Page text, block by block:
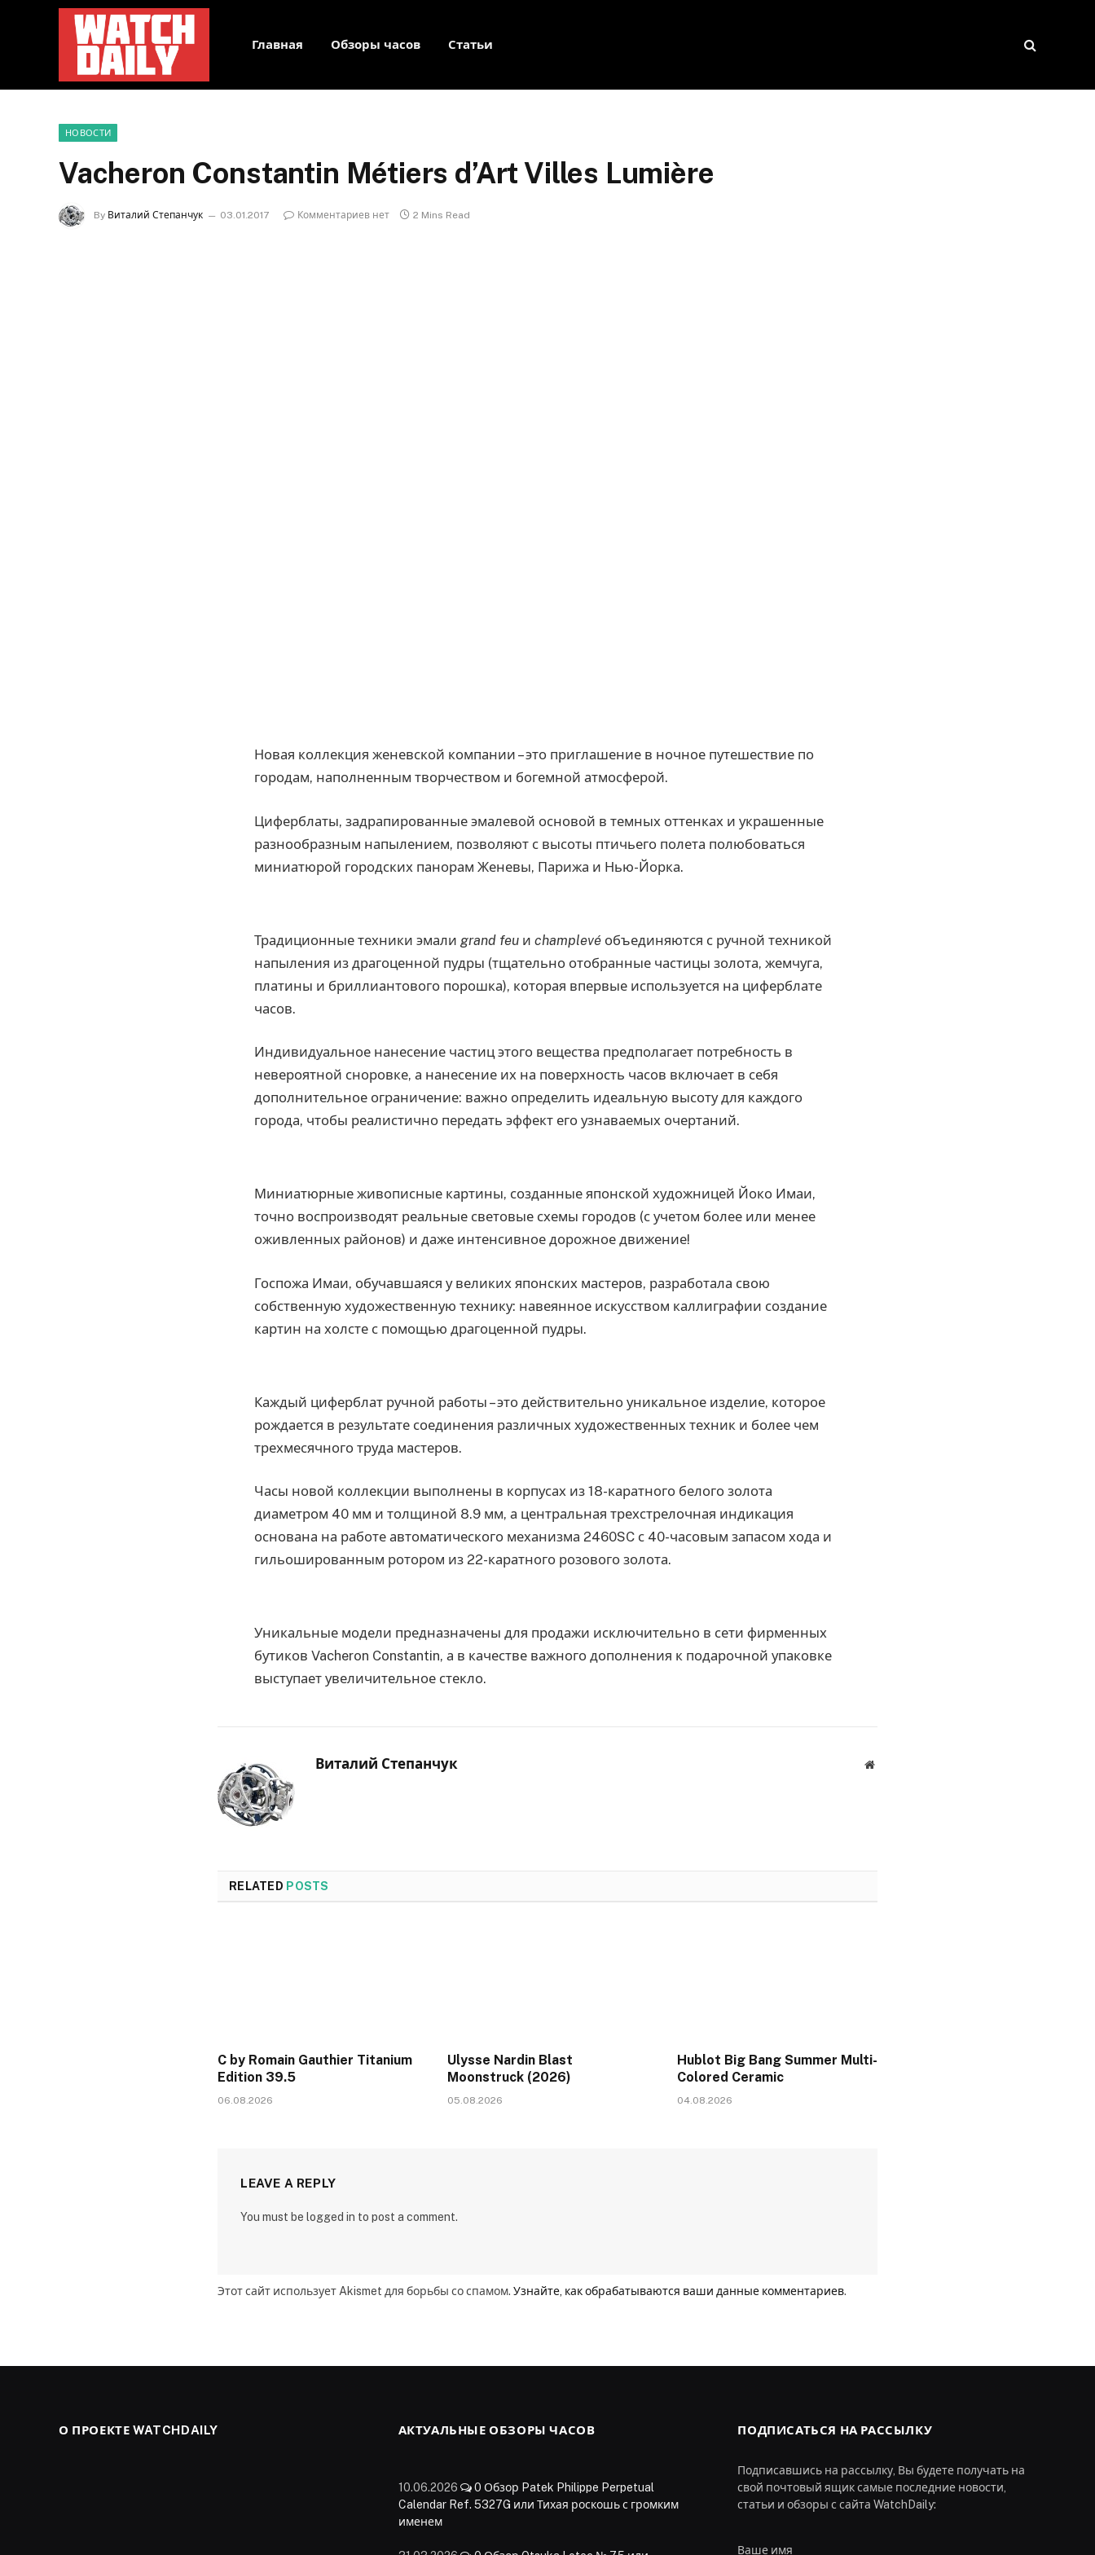
Главная Обзоры часов Статьи
НОВОСТИ
Vacheron Constantin Métiers d’Art Villes Lumière
By Виталий Степанчук 03.01.2017 Комментариев нет 2 Mins Read
Новая коллекция женевской компании – это приглашение в ночное путешествие по
городам, наполненным творчеством и богемной атмосферой.
Циферблаты, задрапированные эмалевой основой в темных оттенках и украшенные
разнообразным напылением, позволяют с высоты птичьего полета полюбоваться
миниатюрой городских панорам Женевы, Парижа и Нью-Йорка.
Традиционные техники эмали grand feu и champlevé объединяются с ручной техникой
напыления из драгоценной пудры (тщательно отобранные частицы золота, жемчуга,
платины и бриллиантового порошка), которая впервые используется на циферблате
часов.
Индивидуальное нанесение частиц этого вещества предполагает потребность в
невероятной сноровке, а нанесение их на поверхность часов включает в себя
дополнительное ограничение: важно определить идеальную высоту для каждого
города, чтобы реалистично передать эффект его узнаваемых очертаний.
Миниатюрные живописные картины, созданные японской художницей Йоко Имаи,
точно воспроизводят реальные световые схемы городов (с учетом более или менее
оживленных районов) и даже интенсивное дорожное движение!
Госпожа Имаи, обучавшаяся у великих японских мастеров, разработала свою
собственную художественную технику: навеянное искусством каллиграфии создание
картин на холсте с помощью драгоценной пудры.
Каждый циферблат ручной работы – это действительно уникальное изделие, которое
рождается в результате соединения различных художественных техник и более чем
трехмесячного труда мастеров.
Часы новой коллекции выполнены в корпусах из 18-каратного белого золота
диаметром 40 мм и толщиной 8.9 мм, а центральная трехстрелочная индикация
основана на работе автоматического механизма 2460SC с 40-часовым запасом хода и
гильошированным ротором из 22-каратного розового золота.
Уникальные модели предназначены для продажи исключительно в сети фирменных
бутиков Vacheron Constantin, а в качестве важного дополнения к подарочной упаковке
выступает увеличительное стекло.
Виталий Степанчук Website
RELATED POSTS
C by Romain Gauthier Titanium
Edition 39.5
06.08.2026
Ulysse Nardin Blast
Moonstruck (2026)
05.08.2026
Hublot Big Bang Summer Multi-
Colored Ceramic
04.08.2026
LEAVE A REPLY
You must be logged in to post a comment.
Этот сайт использует Akismet для борьбы со спамом. Узнайте, как обрабатываются ваши данные комментариев.
О ПРОЕКТЕ WATCHDAILY АКТУАЛЬНЫЕ ОБЗОРЫ ЧАСОВ
10.06.2026 0 Обзор Patek Philippe Perpetual
Calendar Ref. 5327G или Тихая роскошь с громким
именем
ПОДПИСАТЬСЯ НА РАССЫЛКУ
Подписавшись на рассылку, Вы будете получать на
свой почтовый ящик самые последние новости,
статьи и обзоры с сайта WatchDaily:
Ваше имя